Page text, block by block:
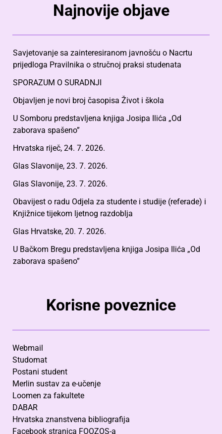
Najnovije objave
Savjetovanje sa zainteresiranom javnošću o Nacrtu
prijedloga Pravilnika o stručnoj praksi studenata
SPORAZUM O SURADNJI
Objavljen je novi broj časopisa Život i škola
U Somboru predstavljena knjiga Josipa Ilića „Od
zaborava spašeno”
Hrvatska riječ, 24. 7. 2026.
Glas Slavonije, 23. 7. 2026.
Glas Slavonije, 23. 7. 2026.
Obavijest o radu Odjela za studente i studije (referade) i
Knjižnice tijekom ljetnog razdoblja
Glas Hrvatske, 20. 7. 2026.
U Bačkom Bregu predstavljena knjiga Josipa Ilića „Od
zaborava spašeno”
Korisne poveznice
Webmail
Studomat
Postani student
Merlin sustav za e-učenje
Loomen za fakultete
DABAR
Hrvatska znanstvena bibliografija
Facebook stranica FOOZOS-a